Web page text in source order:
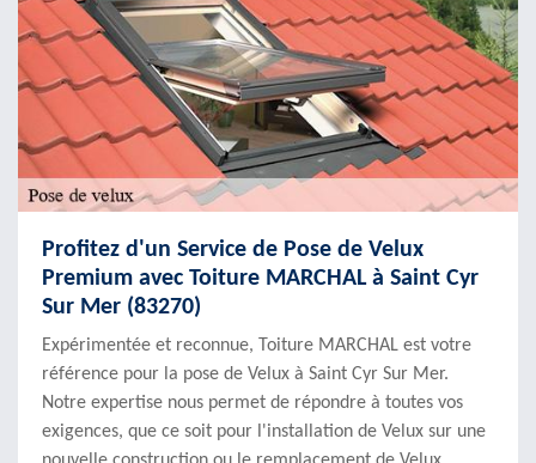
Profitez d'un Service de Pose de Velux
Premium avec Toiture MARCHAL à Saint Cyr
Sur Mer (83270)
Expérimentée et reconnue, Toiture MARCHAL est votre
référence pour la pose de Velux à Saint Cyr Sur Mer.
Notre expertise nous permet de répondre à toutes vos
exigences, que ce soit pour l'installation de Velux sur une